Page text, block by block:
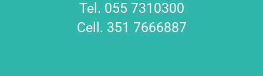
Tel. 055 7310300
Cell. 351 7666887